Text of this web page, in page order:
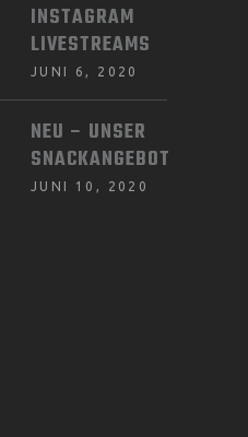
INSTAGRAM
LIVESTREAMS
JUNI 6, 2020
NEU – UNSER
SNACKANGEBOT
JUNI 10, 2020